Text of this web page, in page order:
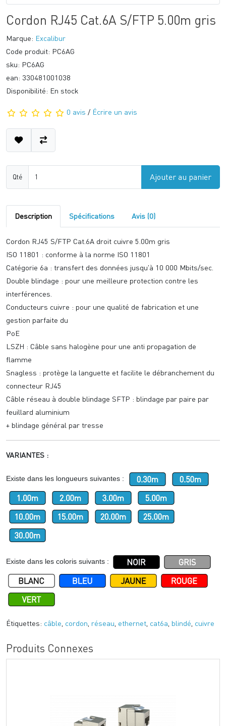
Cordon RJ45 Cat.6A S/FTP 5.00m gris
Marque: Excalibur
Code produit: PC6AG
sku: PC6AG
ean: 330481001038
Disponibilité: En stock
0 avis / Écrire un avis
Qté Ajouter au panier
Description Spécifications Avis (0)
Cordon RJ45 S/FTP Cat.6A droit cuivre 5.00m gris
ISO 11801 : conforme à la norme ISO 11801
Catégorie 6a : transfert des données jusqu'à 10 000 Mbits/sec.
Double blindage : pour une meilleure protection contre les
interférences.
Conducteurs cuivre : pour une qualité de fabrication et une
gestion parfaite du
PoE
LSZH : Câble sans halogène pour une anti propagation de
flamme
Snagless : protège la languette et facilite le débranchement du
connecteur RJ45
Câble réseau à double blindage SFTP : blindage par paire par
feuillard aluminium
+ blindage général par tresse
VARIANTES :
Existe dans les longueurs suivantes :
Existe dans les coloris suivants :
Étiquettes: câble cordon réseau ethernet cat6a blindé cuivre
Produits Connexes